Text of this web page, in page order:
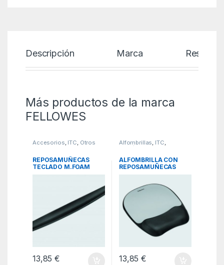
Descripción Marca Reseñas
Más productos de la marca
FELLOWES
Accesorios, ITC, Otros
REPOSAMUÑECAS
TECLADO M.FOAM
NEGRO FELLOWES
13,85€
Alfombrillas, ITC,
Periféricos
ALFOMBRILLA CON
REPOSAMUÑECAS
RATON M.FOAM PLATA
13,85€